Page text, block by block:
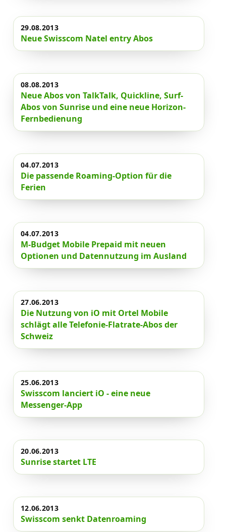
29.08.2013
Neue Swisscom Natel entry Abos
08.08.2013
Neue Abos von TalkTalk, Quickline, Surf-
Abos von Sunrise und eine neue Horizon-
Fernbedienung
04.07.2013
Die passende Roaming-Option für die
Ferien
04.07.2013
M-Budget Mobile Prepaid mit neuen
Optionen und Datennutzung im Ausland
27.06.2013
Die Nutzung von iO mit Ortel Mobile
schlägt alle Telefonie-Flatrate-Abos der
Schweiz
25.06.2013
Swisscom lanciert iO - eine neue
Messenger-App
20.06.2013
Sunrise startet LTE
12.06.2013
Swisscom senkt Datenroaming